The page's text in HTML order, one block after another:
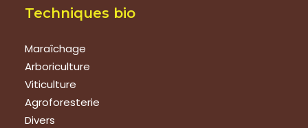
Techniques bio
Maraîchage
Arboriculture
Viticulture
Agroforesterie
Divers